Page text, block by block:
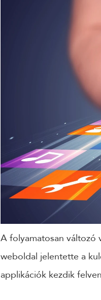
A folyamatosan változó
weboldal jelentette a
applikációk kezdik